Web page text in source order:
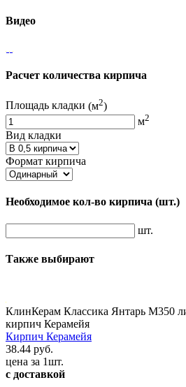
Видео
Расчет количества кирпича
Площадь кладки (м2)
м2
Вид кладки
Формат кирпича
Необходимое кол-во кирпича (шт.)
шт.
Также выбирают
КлинКерам Классика Янтарь М350
кирпич Керамейя
Кирпич Керамейя
38.44 руб.
цена за 1шт.
с доставкой